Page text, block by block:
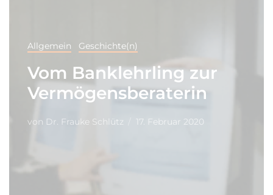
Allgemein Geschichte(n)
Vom Banklehrling zur
Vermögensberaterin
von Dr. Frauke Schlütz 17. Februar 2020